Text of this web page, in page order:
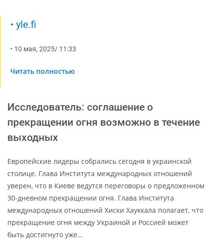
• yle.fi
• 10 мая, 2025/ 11:33
Читать полностью
Исследователь: соглашение о
прекращении огня возможно в течение
выходных
Европейские лидеры собрались сегодня в украинской
столице. Глава Института международных отношений
уверен, что в Киеве ведутся переговоры о предложенном
30-дневном прекращении огня. Глава Института
международных отношений Хиски Хауккала полагает, что
прекращение огня между Украиной и Россией может
быть достигнуто уже…